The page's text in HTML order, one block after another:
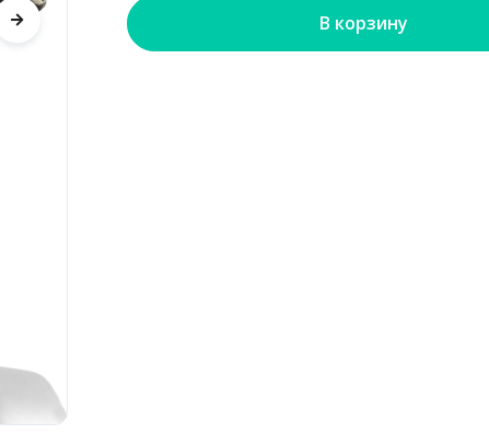
В корзину